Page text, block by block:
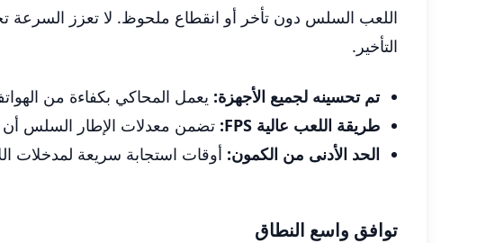
اللعب السلس دون تأخر أو انقطاع ملحوظ. لا تعزز السرعة
التأخير.
تم تحسينه لجميع الأجهزة: يعمل المحاكي بكفاءة من
طريقة اللعب عالية FPS:
تضمن معدلات الإطار السلس
الحد الأدنى من الكمون: أوقات استجابة سريعة لمدخلات
توافق واسع النطاق